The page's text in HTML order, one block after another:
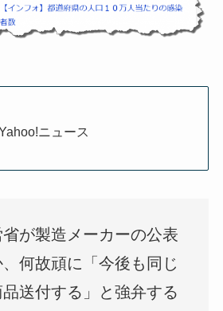
ニュース
が製造メーカーの公表
何故頑に「今後も同じ
送付する」と強弁する